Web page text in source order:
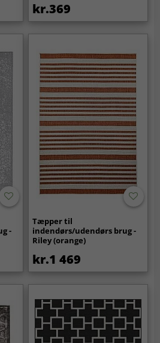
kr.369
-
Tæpper til
indendørs/udendørs brug -
Riley (orange)
kr.1 469